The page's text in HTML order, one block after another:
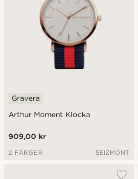
Arthur Moment Klocka
Gravera
909,00 kr
2 FÄRGER SEIZMONT